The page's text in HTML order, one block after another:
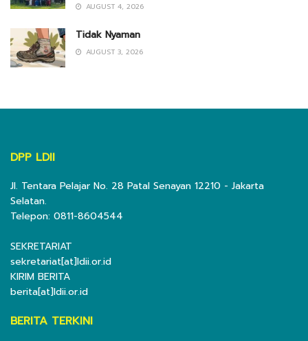
AUGUST 4, 2026
Tidak Nyaman
AUGUST 3, 2026
DPP LDII
Jl. Tentara Pelajar No. 28 Patal Senayan 12210 - Jakarta
Selatan.
Telepon: 0811-8604544
SEKRETARIAT
sekretariat[at]ldii.or.id
KIRIM BERITA
berita[at]ldii.or.id
BERITA TERKINI